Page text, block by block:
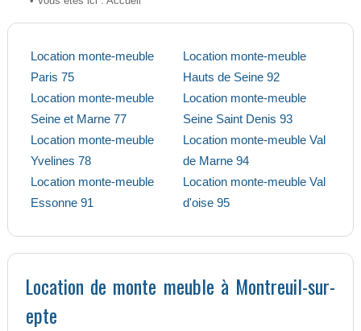
Location monte-meuble
Paris 75
Location monte-meuble
Seine et Marne 77
Location monte-meuble
Yvelines 78
Location monte-meuble
Essonne 91
Location monte-meuble
Hauts de Seine 92
Location monte-meuble
Seine Saint Denis 93
Location monte-meuble Val
de Marne 94
Location monte-meuble Val
d'oise 95
Location de monte meuble à Montreuil-sur-
epte